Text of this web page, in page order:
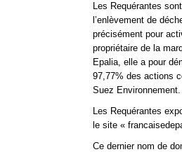
Les Requérantes
l’enlèvement de
précisément pour
propriétaire de la
Epalia, elle a pour
97,77% des actions
Suez Environnement.
Les Requérantes
le site «
Ce dernier nom de